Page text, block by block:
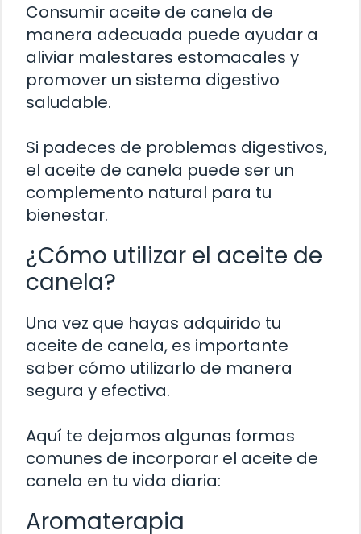
Consumir aceite de canela de
manera adecuada puede ayudar a
aliviar malestares estomacales y
promover un sistema digestivo
saludable.
Si padeces de problemas digestivos,
el aceite de canela puede ser un
complemento natural para tu
bienestar.
¿Cómo utilizar el aceite de
canela?
Una vez que hayas adquirido tu
aceite de canela, es importante
saber cómo utilizarlo de manera
segura y efectiva.
Aquí te dejamos algunas formas
comunes de incorporar el aceite de
canela en tu vida diaria:
Aromaterapia